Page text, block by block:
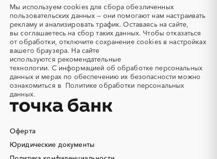
Акварель
Аквариумы
Аккумуляторы
Алкогольная продукция
Алмазное бурение
Алмазная резка
Алюминиевые
конструкции
Алюминиевые профили
Алюминий
Аммоний
Ангар
Антенны
Антискалант
Антрацит
Аппараты воздушного
охлаждения
Аренда погрузчика
Аренда спецтехники с
Тамбовская область
Татарстан
Тверская область
Томская область
Тульская область
Тыва
Тюменская область
Удмуртская республика
Ульяновская область
Хабаровский край
Хакасия
Ханты-Мансийский
Автономный округ - Югра
Челябинская область
Чувашская республика
Ярославская область
Оферта
Юридические документы
Мы используем cookies для сбора обезличенных
пользовательских данных — они помогают нам настраивать
рекламу и анализировать трафик. Оставаясь на сайте,
вы соглашаетесь на сбор таких данных. Чтобы отказаться
от обработки, отключите сохранение cookies в настройках
вашего браузера. На сайте
используются рекомендательные
технологии. С информацией об обработке персональных
данных и мерах по обеспечению их безопасности можно
ознакомиться в Политике обработки персональных
данных.